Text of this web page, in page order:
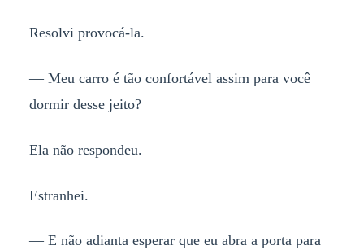
Resolvi provocá-la.
— Meu carro é tão confortável assim para você
dormir desse jeito?
Ela não respondeu.
Estranhei.
— E não adianta esperar que eu abra a porta para